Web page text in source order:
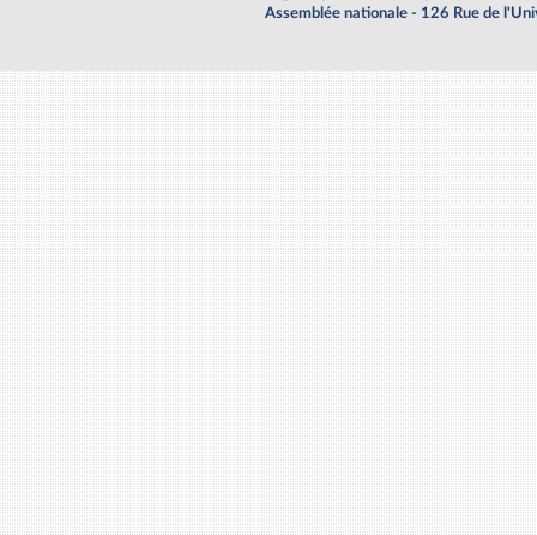
Assemblée nationale - 126 Rue de